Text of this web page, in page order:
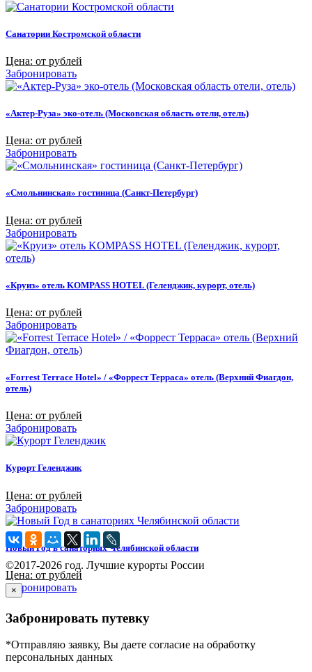
Санатории Костромской области
Цена: от рублей
Забронировать
«Актер-Руза» эко-отель (Московская область отели, отель)
Цена: от рублей
Забронировать
«Смольнинская» гостиница (Санкт-Петербург)
Цена: от рублей
Забронировать
«Круиз» отель KOMPASS HOTEL (Геленджик, курорт, отель)
Цена: от рублей
Забронировать
«Forrest Terrace Hotel» / «Форрест Терраса» отель (Верхний Фиагдон,
отель)
Цена: от рублей
Забронировать
Курорт Геленджик
Цена: от рублей
Забронировать
Новый Год в санаториях Челябинской области
Цена: от рублей
Забронировать
©2017-2026 год. Лучшие курорты России
×
Забронировать путевку
*Отправляю заявку, Вы даете согласие на обработку
персональных данных